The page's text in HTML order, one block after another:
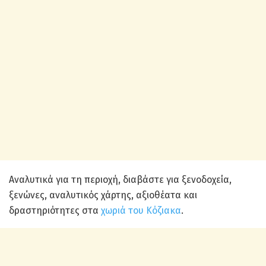
Αναλυτικά για τη περιοχή, διαβάστε για ξενοδοχεία,
ξενώνες, αναλυτικός χάρτης, αξιοθέατα και
δραστηριότητες στα χωριά του Κόζιακα.